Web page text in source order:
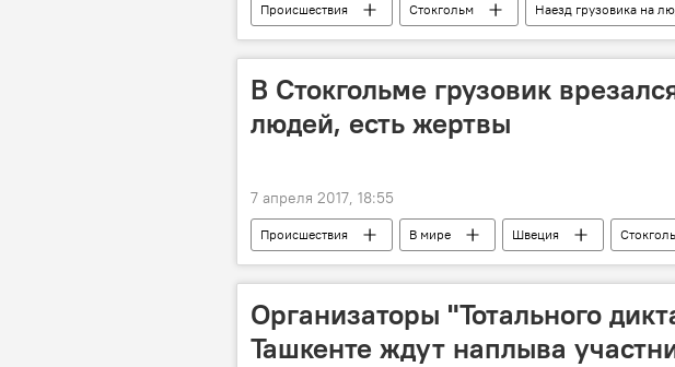
Происшествия Стокгольм Наезд грузовика на
В Стокгольме грузовик
людей, есть жертвы
7 апреля 2017, 18:55
Происшествия В мире Швеция
Наезд грузовика на людей в Стокгольме
Организаторы "Тотального
Ташкенте ждут наплыва